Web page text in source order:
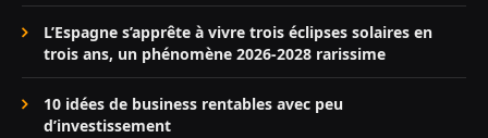
L’Espagne s’apprête à vivre trois éclipses solaires en
trois ans, un phénomène 2026-2028 rarissime
10 idées de business rentables avec peu
d’investissement